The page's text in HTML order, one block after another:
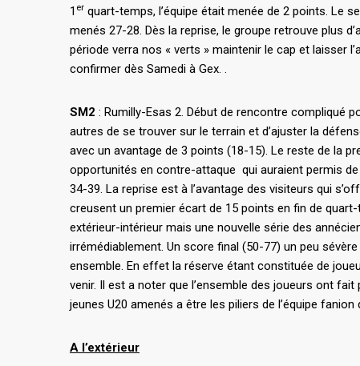
1 er quart-temps, l’équipe était menée de 2 points. Le
menés 27-28. Dès la reprise, le groupe retrouve plus
période verra nos « verts » maintenir le cap et laisser
confirmer dès Samedi à Gex. .
SM2 : Rumilly-Esas 2. Début de rencontre compliqué
autres de se trouver sur le terrain et d’ajuster la
avec un avantage de 3 points (18-15). Le reste de la
opportunités en contre-attaque qui auraient permis
34-39. La reprise est à l’avantage des visiteurs qui
creusent un premier écart de 15 points en fin de
extérieur-intérieur mais une nouvelle série des
irrémédiablement. Un score final (50-77) un peu
ensemble. En effet la réserve étant constituée de
venir. Il est a noter que l’ensemble des joueurs ont
jeunes U20 amenés a être les piliers de l’équipe
A l’extérieur